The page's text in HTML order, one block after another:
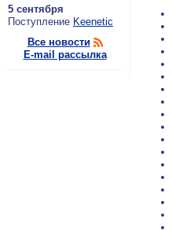
5 сентября
По­ступ­ле­ние Keenetic
Все новости
E-mail рассылка